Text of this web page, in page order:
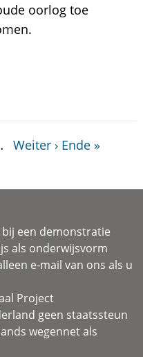
oorlog toe
Weiter › Ende »
een demonstratie
als onderwijsvorm
e-mail van ons als u
Project
geen staatssteun
wegennet als